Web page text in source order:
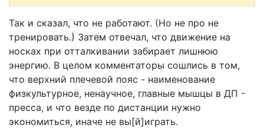
Так и сказал, что не работают. (Но не про не
тренировать.) Затем отвечал, что движение на
носках при отталкивании забирает лишнюю
энергию. В целом комментаторы сошлись в том,
что верхний плечевой пояс - наименование
физкультурное, ненаучное, главные мышцы в ДП -
пресса, и что везде по дистанции нужно
экономиться, иначе не вы[й]играть.